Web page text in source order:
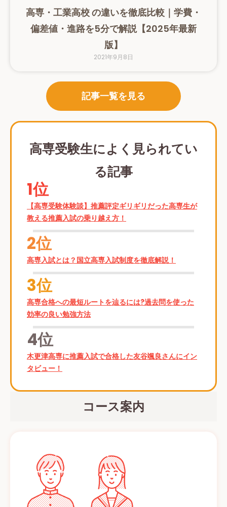
高専・工業高校 の違いを徹底比較｜学費・
偏差値・進路を5分で解説【2025年最新
版】
2021年9月8日
記事一覧を見る
高専受験生によく見られてい
る記事
1位
【高専受験体験談】推薦評定ギリギリだった高専生が
教える推薦入試の乗り越え方！
2位
高専入試とは？国立高専入試制度を徹底解説！
3位
高専合格への最短ルートを辿るには?過去問を使った
効率の良い勉強方法
4位
木更津高専に推薦入試で合格した友谷颯良さんにイン
タビュー！
コース案内